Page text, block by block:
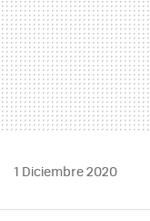
1 Diciembre 2020